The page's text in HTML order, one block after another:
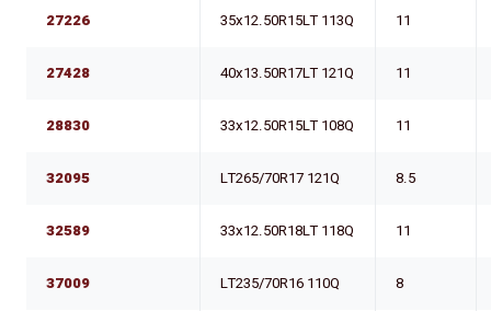
27226 35x12.50R15LT 113Q 11
27428 40x13.50R17LT 121Q 11
28830 33x12.50R15LT 108Q 11
32095 LT265/70R17 121Q 8.5
32589 33x12.50R18LT 118Q 11
37009 LT235/70R16 110Q 8